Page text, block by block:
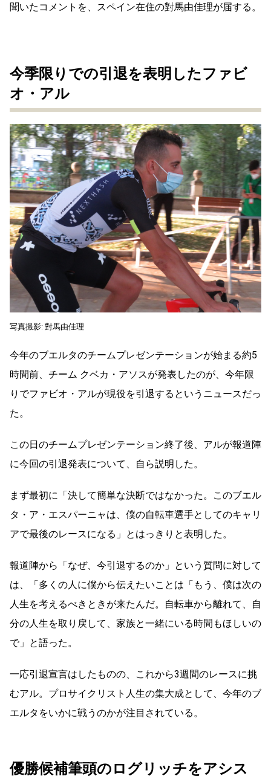
聞いたコメントを、スペイン在住の對馬由佳理が届する。
今季限りでの引退を表明したファビ
オ・アル
写真撮影: 對馬由佳理
今年のブエルタのチームプレゼンテーションが始まる約5
時間前、チーム クベカ・アソスが発表したのが、今年限
りでファビオ・アルが現役を引退するというニュースだっ
た。
この日のチームプレゼンテーション終了後、アルが報道陣
に今回の引退発表について、自ら説明した。
まず最初に「決して簡単な決断ではなかった。このブエル
タ・ア・エスパーニャは、僕の自転車選手としてのキャリ
アで最後のレースになる」とはっきりと表明した。
報道陣から「なぜ、今引退するのか」という質問に対して
は、「多くの人に僕から伝えたいことは「もう、僕は次の
人生を考えるべきときが来たんだ。自転車から離れて、自
分の人生を取り戻して、家族と一緒にいる時間もほしいの
で」と語った。
一応引退宣言はしたものの、これから3週間のレースに挑
むアル。プロサイクリスト人生の集大成として、今年のブ
エルタをいかに戦うのかが注目されている。
優勝候補筆頭のログリッチをアシス